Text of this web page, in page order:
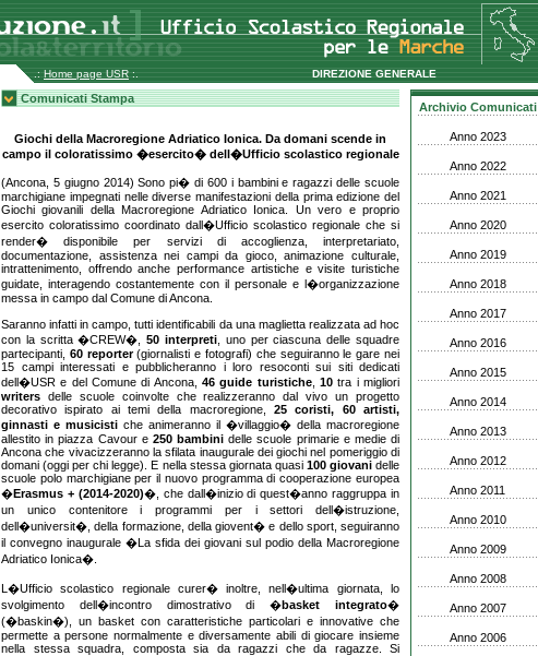
.: Home page USR :. DIREZIONE GENERALE
Comunicati Stampa
Giochi della Macroregione Adriatico Ionica. Da domani scende in
campo il coloratissimo �esercito� dell�Ufficio scolastico regionale
(Ancona, 5 giugno 2014) Sono pi� di 600 i bambini e ragazzi delle scuole
marchigiane impegnati nelle diverse manifestazioni della prima edizione del
Giochi giovanili della Macroregione Adriatico Ionica. Un vero e proprio
esercito coloratissimo coordinato dall�Ufficio scolastico regionale che si
render� disponibile per servizi di accoglienza, interpretariato,
documentazione, assistenza nei campi da gioco, animazione culturale,
intrattenimento, offrendo anche performance artistiche e visite turistiche
guidate, interagendo costantemente con il personale e l�organizzazione
messa in campo dal Comune di Ancona.
Saranno infatti in campo, tutti identificabili da una maglietta realizzata ad hoc
con la scritta �CREW�,50 interpreti , uno per ciascuna delle squadre
partecipanti, 60 reporter(giornalisti e fotografi) che seguiranno le gare nei
15 campi interessati e pubblicheranno i loro resoconti sui siti dedicati
dell�USR e del Comune di Ancona, 46 guide turistiche,10 tra i migliori
writers delle scuole coinvolte che realizzeranno dal vivo un progetto
decorativo ispirato ai temi della macroregione, 25 coristi, 60 artisti,
ginnasti e musicisti che animeranno il �villaggio� della macroregione
allestito in piazza Cavour e 250 bambini delle scuole primarie e medie di
Ancona che vivacizzeranno la sfilata inaugurale dei giochi nel pomeriggio di
domani (oggi per chi legge). E nella stessa giornata quasi 100 giovanidelle
scuole polo marchigiane per il nuovo programma di cooperazione europea
�Erasmus + (2014-2020)�, che dall�inizio di quest�anno raggruppa in
un unico contenitore i programmi per i settori dell�istruzione,
dell�universit�, della formazione, della giovent� e dello sport, seguiranno
il convegno inaugurale �La sfida dei giovani sul podio della Macroregione
Adriatico Ionica�.
L�Ufficio scolastico regionale curer� inoltre, nell�ultima giornata, lo
svolgimento dell�incontro dimostrativo di �basket integrato�
(�baskin�), un basket con caratteristiche particolari e innovative che
permette a persone normalmente e diversamente abili di giocare insieme
nella stessa squadra, composta sia da ragazzi che da ragazze. Si
Archivio Comunicati
Anno 2023
Anno 2022
Anno 2021
Anno 2020
Anno 2019
Anno 2018
Anno 2017
Anno 2016
Anno 2015
Anno 2014
Anno 2013
Anno 2012
Anno 2011
Anno 2010
Anno 2009
Anno 2008
Anno 2007
Anno 2006